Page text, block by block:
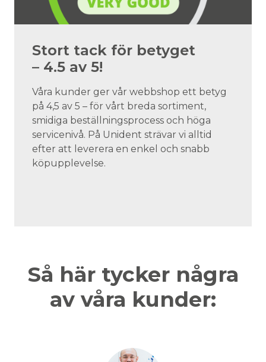
Stort tack för betyget
– 4.5 av 5!
Våra kunder ger vår webbshop ett betyg
på 4,5 av 5 – för vårt breda sortiment,
smidiga beställningsprocess och höga
servicenivå. På Unident strävar vi alltid
efter att leverera en enkel och snabb
köpupplevelse.
Så här tycker några
av våra kunder: